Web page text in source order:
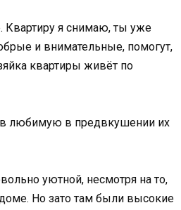
Квартиру я снимаю, ты уже
и внимательные, помогут,
квартиры живёт по
любимую в предвкушении их
уютной, несмотря на то,
Но зато там были высокие